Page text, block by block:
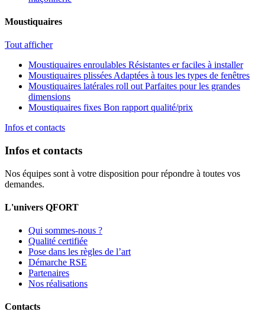
Moustiquaires
Tout afficher
Moustiquaires enroulables Résistantes er faciles à installer
Moustiquaires plissées Adaptées à tous les types de fenêtres
Moustiquaires latérales roll out Parfaites pour les grandes
dimensions
Moustiquaires fixes Bon rapport qualité/prix
Infos et contacts
Infos et contacts
Nos équipes sont à votre disposition pour répondre à toutes vos
demandes.
L'univers QFORT
Qui sommes-nous ?
Qualité certifiée
Pose dans les règles de l’art
Démarche RSE
Partenaires
Nos réalisations
Contacts